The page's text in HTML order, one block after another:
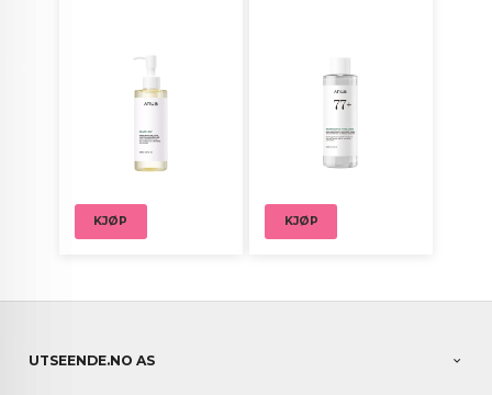
KJØP KJØP
UTSEENDE.NO AS